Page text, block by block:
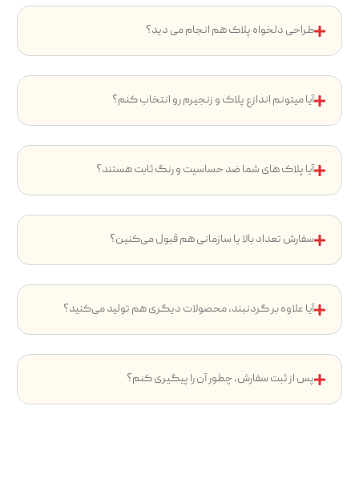
طراحی دلخواه پلاک هم انجام می دید؟
آیا میتونم اندازع پلاک و زنجیرم رو انتخاب کنم؟
آیا پلاک های شما ضد حساسیت و رنگ ثابت هستند؟
سفارش تعداد بالا یا سازمانی هم قبول می‌کنین؟
آیا علاوه بر گردنبند، محصولات دیگری هم تولید می‌کنید؟
پس از ثبت سفارش، چطور آن را پیگیری کنم؟